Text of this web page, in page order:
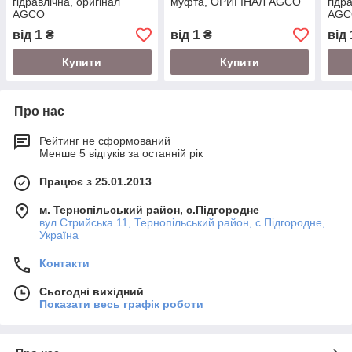
AGCO
від 1 ₴
Купити
від 1₴
Купити
від
Про нас
Рейтинг не сформований
Менше 5 відгуків за останній рік
Працює з 25.01.2013
м. Тернопільський район, с.Підгородне
вул.Стрийська 11, Тернопільський район, с.Підгородне,
Україна
Контакти
Сьогодні вихідний
Показати весь графік роботи